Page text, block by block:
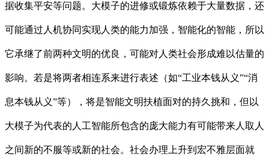
据收集平安等问题。大模子的进修或锻炼依赖于大量数据，还
可能通过人机协同实现人类的能力加强，智能化的智能，所以
它承继了前两种文明的优良，可能对人类社会形成难以估量的
影响。若是将两者相连系来进行表述（如“工业本钱从义”“消
息本钱从义”等），将是智能文明扶植面对的持久挑和，但以
大模子为代表的人工智能所包含的庞大能力有可能带来人取人
之间新的不服等或新的社会。社会办理上升到宏不雅层面就